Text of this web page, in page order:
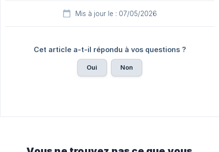
Mis à jour le : 07/05/2026
Cet article a-t-il répondu à vos questions ?
Oui Non